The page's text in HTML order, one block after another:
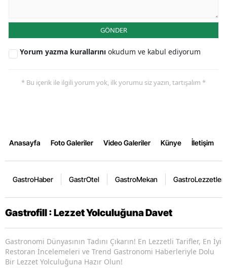
GÖNDER
Yorum yazma kurallarını okudum ve kabul ediyorum
* Bu içerik ile ilgili yorum yok, ilk yorumu siz yazın, tartışalım *
Anasayfa Foto Galeriler Video Galeriler Künye İletişim
GastroHaber GastrOtel GastroMekan GastroLezzetler
Gastrofill : Lezzet Yolculuğuna Davet
Gastronomi Dünyasının Tadını Çıkarın! En Lezzetli Tarifler, En İyi
Restoran İncelemeleri ve Trend Gastronomi Haberleriyle Dolu
Bir Lezzet Yolculuğuna Hazır Olun!